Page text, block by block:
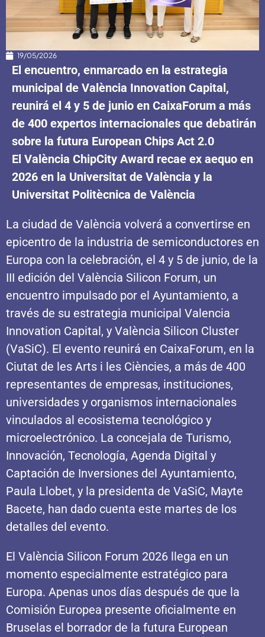
19/05/2026
El encuentro, enmarcado en la estrategia
municipal de València Innovation Capital,
reunirá el 4 y 5 de junio en CaixaForum a más
de 400 expertos internacionales que debatirán
sobre la futura European Chips Act 2.0
El València ChipCity Award recae ex aequo en
2026 en la Universitat de València y la
Universitat Politècnica de València
La ciudad de València volverá a convertirse en
epicentro de la industria de semiconductores en
Europa con la celebración, el 4 y 5 de junio, de la
III edición del València Silicon Forum, un
encuentro impulsado por el Ayuntamiento, a
través de su estrategia municipal Valencia
Innovation Capital, y València Silicon Cluster
(VaSiC). El evento reunirá en CaixaForum, en la
Ciutat de les Arts i les Ciències, a más de 400
representantes de empresas, instituciones,
universidades y organismos internacionales
vinculados al ecosistema tecnológico y
microelectrónico. La concejala de Turismo,
Innovación, Tecnología, Agenda Digital y
Captación de Inversiones del Ayuntamiento,
Paula Llobet, y la presidenta de VaSiC, Mayte
Bacete, han dado cuenta este martes de los
detalles del evento.
El València Silicon Forum 2026 llega en un
momento especialmente estratégico para
Europa. Apenas unos días después de que la
Comisión Europea presente oficialmente en
Bruselas el borrador de la futura European